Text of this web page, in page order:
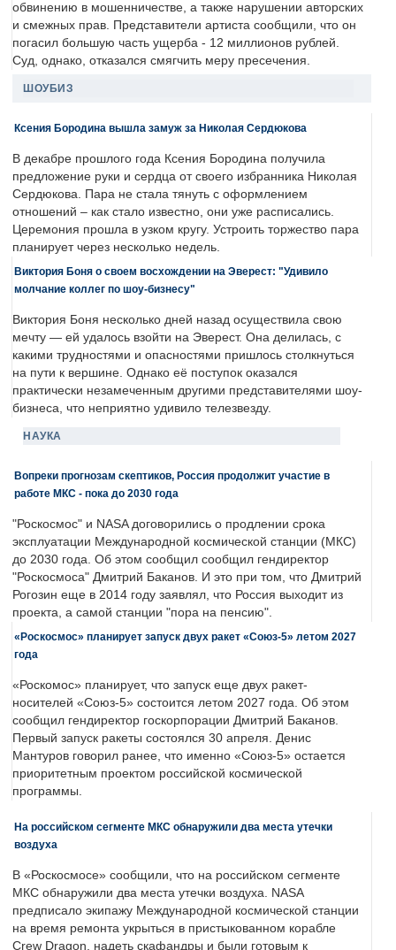
обвинению в мошенничестве, а также нарушении авторских
и смежных прав. Представители артиста сообщили, что он
погасил большую часть ущерба - 12 миллионов рублей.
Суд, однако, отказался смягчить меру пресечения.
ШОУБИЗ
Ксения Бородина вышла замуж за Николая Сердюкова
В декабре прошлого года Ксения Бородина получила
предложение руки и сердца от своего избранника Николая
Сердюкова. Пара не стала тянуть с оформлением
отношений – как стало известно, они уже расписались.
Церемония прошла в узком кругу. Устроить торжество пара
планирует через несколько недель.
Виктория Боня о своем восхождении на Эверест: "Удивило
молчание коллег по шоу-бизнесу"
Виктория Боня несколько дней назад осуществила свою
мечту — ей удалось взойти на Эверест. Она делилась, с
какими трудностями и опасностями пришлось столкнуться
на пути к вершине. Однако её поступок оказался
практически незамеченным другими представителями шоу-
бизнеса, что неприятно удивило телезвезду.
НАУКА
Вопреки прогнозам скептиков, Россия продолжит участие в
работе МКС - пока до 2030 года
"Роскосмос" и NASA договорились о продлении срока
эксплуатации Международной космической станции (МКС)
до 2030 года. Об этом сообщил сообщил гендиректор
"Роскосмоса" Дмитрий Баканов. И это при том, что Дмитрий
Рогозин еще в 2014 году заявлял, что Россия выходит из
проекта, а самой станции "пора на пенсию".
«Роскосмос» планирует запуск двух ракет «Союз-5» летом 2027
года
«Роскомос» планирует, что запуск еще двух ракет-
носителей «Союз-5» состоится летом 2027 года. Об этом
сообщил гендиректор госкорпорации Дмитрий Баканов.
Первый запуск ракеты состоялся 30 апреля. Денис
Мантуров говорил ранее, что именно «Союз-5» остается
приоритетным проектом российской космической
программы.
На российском сегменте МКС обнаружили два места утечки
воздуха
В «Роскосмосе» сообщили, что на российском сегменте
МКС обнаружили два места утечки воздуха. NASA
предписало экипажу Международной космической станции
на время ремонта укрыться в пристыкованном корабле
Crew Dragon, надеть скафандры и были готовым к